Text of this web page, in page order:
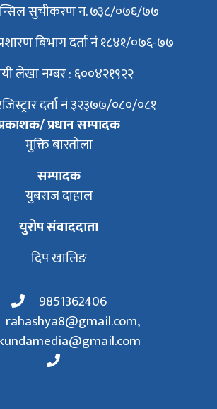
सुचीकरण न. ७३८/०७६/७७
बिभाग दर्ता नं १८४१/०७६-७७
लेखा नम्बर : ६००४२१९२२
दर्ता नं ३२३७७/०८०/०८१
प्रधान सम्पादक
मुक्ति बास्तोला
सम्पादक
युबराज दाहाल
युरोप संवाददाता
दिप खालिङ
9851362406
rahashya8@gmail.com,